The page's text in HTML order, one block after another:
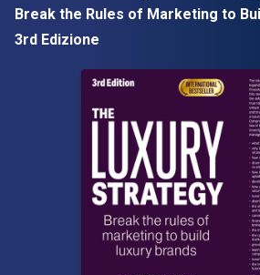
Break the Rules of Marketing to
3rd Edizione